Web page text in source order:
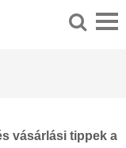
vásárlási tippek a